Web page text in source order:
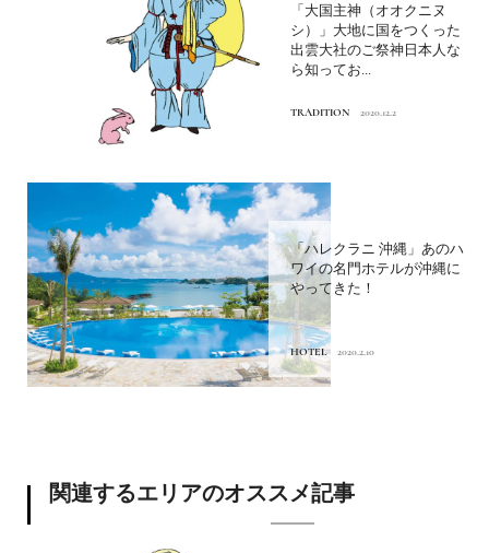
「大国主神（オオクニヌ
シ）」大地に国をつくった
出雲大社のご祭神日本人な
ら知ってお...
TRADITION 2020.12.2
「ハレクラニ 沖縄」あのハ
ワイの名門ホテルが沖縄に
やってきた！
HOTEL 2020.2.10
関連するエリアのオススメ記事